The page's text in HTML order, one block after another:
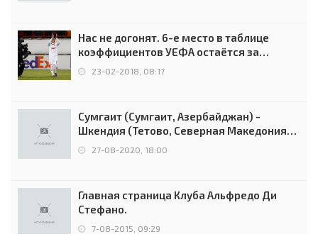
Нас не догонят. 6-е место в таблице
коэффициентов УЕФА остаётся за
Россией
23-02-2018, 08:17
Сумгаит (Сумгаит, Азербайджан) -
Шкендия (Тетово, Северная Македония) -
0:2 (0:0)
27-08-2020, 18:00
Главная страница Клуба Альфредо Ди
Стефано.
7-08-2015, 09:29